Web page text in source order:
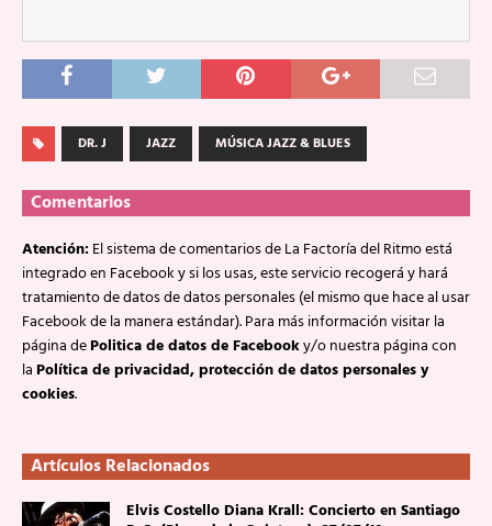
DR. J JAZZ MÚSICA JAZZ & BLUES
Comentarios
Atención:El sistema de comentarios de La Factoría del Ritmo está
integrado en Facebook y si los usas, este servicio recogerá y hará
tratamiento de datos de datos personales (el mismo que hace al usar
Facebook de la manera estándar). Para más información visitar la
página dePolitica de datos de Facebooky/o nuestra página con
laPolítica de privacidad, protección de datos personales y
cookies.
Artículos Relacionados
Elvis Costello Diana Krall: Concierto en Santiago